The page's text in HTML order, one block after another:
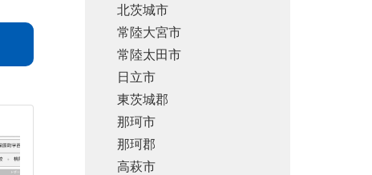
北茨城市
常陸大宮市
常陸太田市
日立市
東茨城郡
那珂市
那珂郡
高萩市